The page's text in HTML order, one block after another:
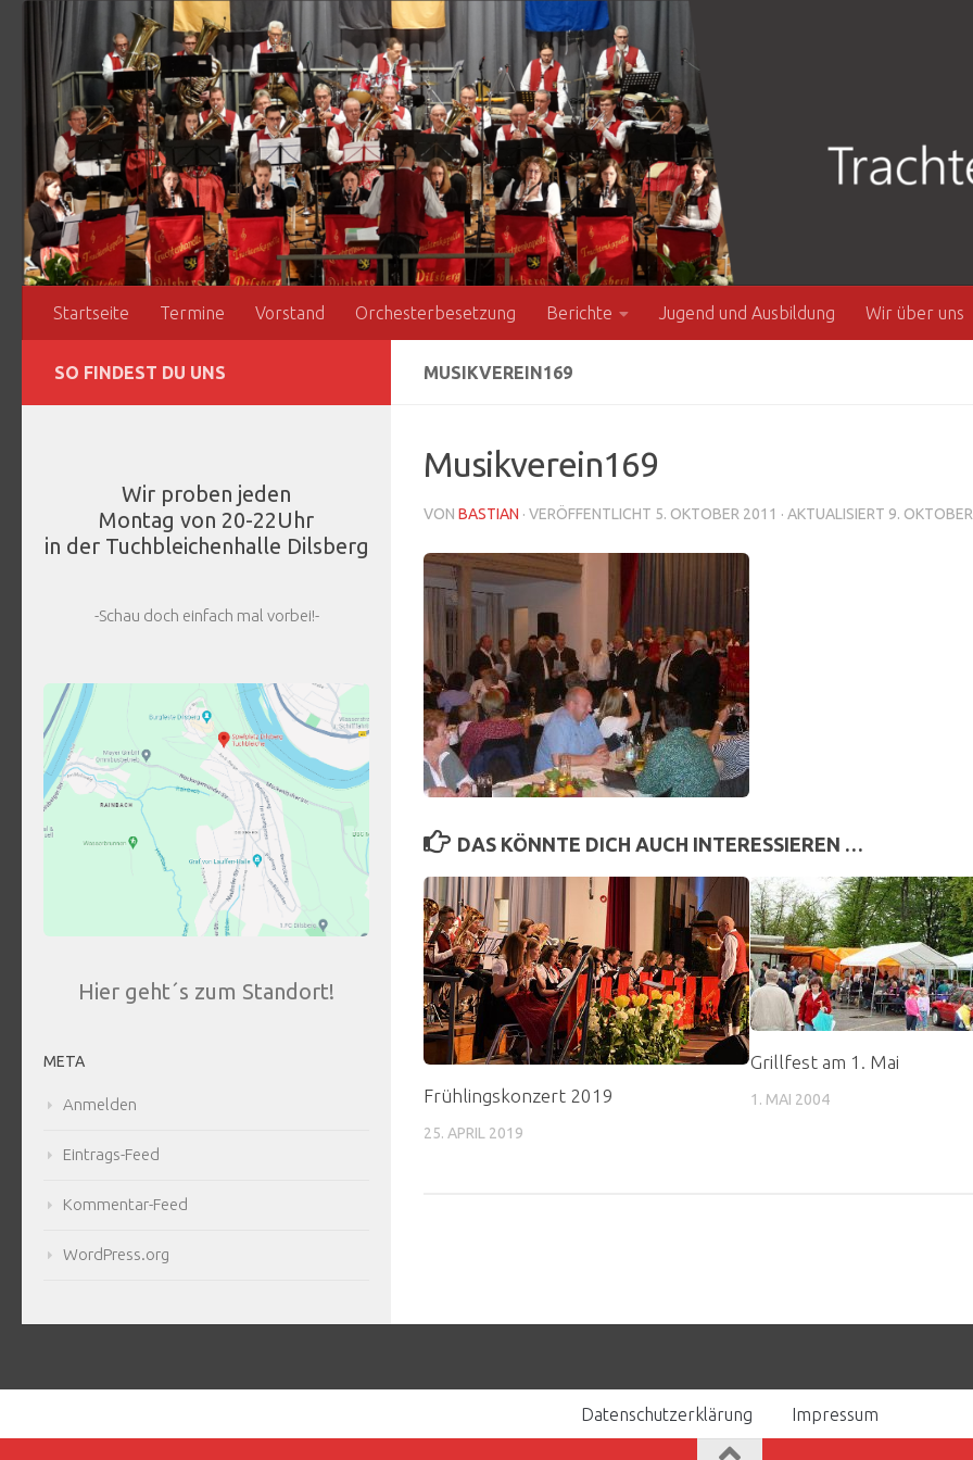
Zum Inhalt springen
Startseite Termine Vorstand Orchesterbesetzung Berichte Jugend und Ausbildung Wir über uns
MUSIKVEREIN169
Musikverein169
VON BASTIAN · VERÖFFENTLICHT 5. OKTOBER 2011 · AKTUALISIERT 9.
DAS KÖNNTE DICH AUCH INTERESSIEREN …
Frühlingskonzert 2019
25. APRIL 2019
Grillfest am 1. Mai
1. MAI 2004
SO FINDEST DU UNS
Wir proben jeden
Montag von 20-22Uhr
in der Tuchbleichenhalle Dilsberg
-Schau doch einfach mal vorbei!-
Hier geht´s zum Standort!
META
Anmelden
Eintrags-Feed
Kommentar-Feed
WordPress.org
Datenschutzerklärung Impressum